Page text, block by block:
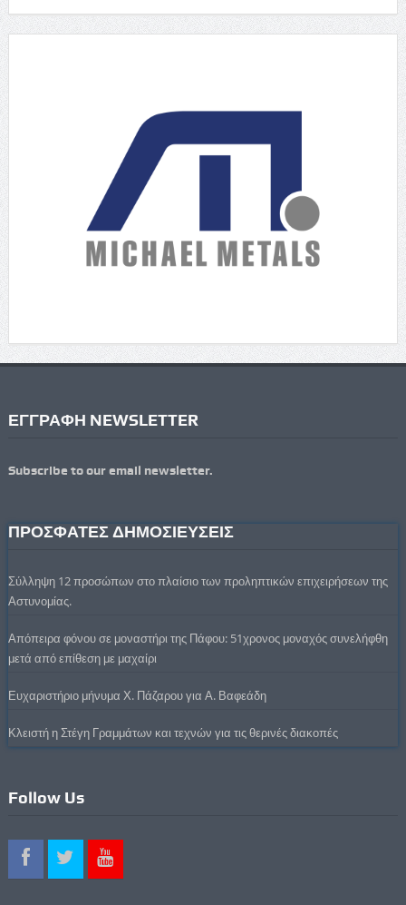
ΕΓΓΡΑΦΗ NEWSLETTER
Subscribe to our email newsletter.
ΠΡΟΣΦΑΤΕΣ ΔΗΜΟΣΙΕΥΣΕΙΣ
Σύλληψη 12 προσώπων στο πλαίσιο των προληπτικών επιχειρήσεων της
Αστυνομίας.
Απόπειρα φόνου σε μοναστήρι της Πάφου: 51χρονος μοναχός συνελήφθη
μετά από επίθεση με μαχαίρι
Ευχαριστήριο μήνυμα Χ. Πάζαρου για Α. Βαφεάδη
Κλειστή η Στέγη Γραμμάτων και τεχνών για τις θερινές διακοπές
Follow Us